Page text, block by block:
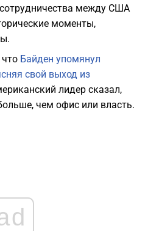
между США
моменты,
Байден упомянул
свой выход из
лидер сказал,
чем офис или власть.